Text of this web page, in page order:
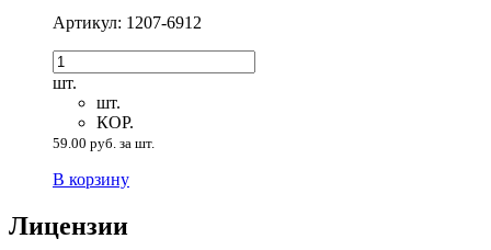
Артикул: 1207-6912
шт.
шт.
КОР.
59.00 руб. за шт.
В корзину
Лицензии